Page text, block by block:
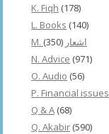
K. Fiqh (178)
L. Books (140)
M. اشعار (350)
N. Advice (971)
O. Audio (56)
P. Financial issues
Q & A (68)
Q. Akabir (590)